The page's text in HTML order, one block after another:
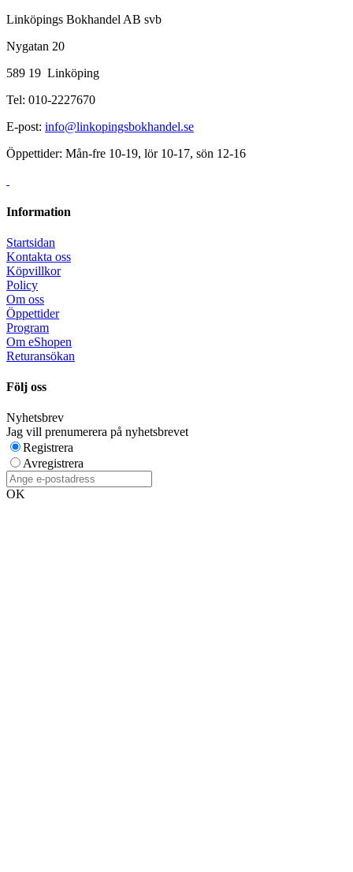
Linköpings Bokhandel AB svb
Nygatan 20
589 19 Linköping
Tel: 010-2227670
E-post: info@linkopingsbokhandel.se
Öppettider: Mån-fre 10-19, lör 10-17, sön 12-16
Information
Startsidan
Kontakta oss
Köpvillkor
Policy
Om oss
Öppettider
Program
Om eShopen
Returansökan
Följ oss
Nyhetsbrev
Jag vill prenumerera på nyhetsbrevet
Registrera
Avregistrera
OK